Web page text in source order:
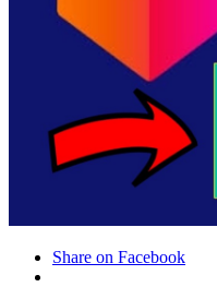
Share on Facebook